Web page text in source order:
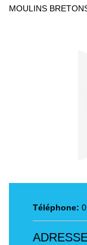
MOULINS
Téléphone: